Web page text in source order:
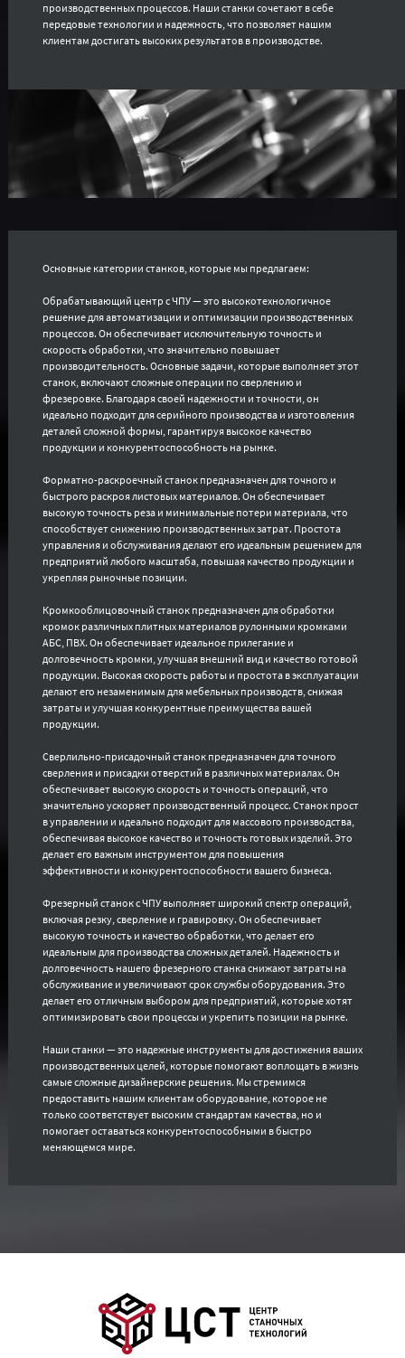
производственных процессов. Наши станки сочетают в себе
передовые технологии и надежность, что позволяет нашим
клиентам достигать высоких результатов в производстве.
Основные категории станков, которые мы предлагаем:
Обрабатывающий центр с ЧПУ — это высокотехнологичное
решение для автоматизации и оптимизации производственных
процессов. Он обеспечивает исключительную точность и
скорость обработки, что значительно повышает
производительность. Основные задачи, которые выполняет этот
станок, включают сложные операции по сверлению и
фрезеровке. Благодаря своей надежности и точности, он
идеально подходит для серийного производства и изготовления
деталей сложной формы, гарантируя высокое качество
продукции и конкурентоспособность на рынке.
Форматно-раскроечный станок предназначен для точного и
быстрого раскроя листовых материалов. Он обеспечивает
высокую точность реза и минимальные потери материала, что
способствует снижению производственных затрат. Простота
управления и обслуживания делают его идеальным решением для
предприятий любого масштаба, повышая качество продукции и
укрепляя рыночные позиции.
Кромкооблицовочный станок предназначен для обработки
кромок различных плитных материалов рулонными кромками
АБС, ПВХ. Он обеспечивает идеальное прилегание и
долговечность кромки, улучшая внешний вид и качество готовой
продукции. Высокая скорость работы и простота в эксплуатации
делают его незаменимым для мебельных производств, снижая
затраты и улучшая конкурентные преимущества вашей
продукции.
Сверлильно-присадочный станок предназначен для точного
сверления и присадки отверстий в различных материалах. Он
обеспечивает высокую скорость и точность операций, что
значительно ускоряет производственный процесс. Станок прост
в управлении и идеально подходит для массового производства,
обеспечивая высокое качество и точность готовых изделий. Это
делает его важным инструментом для повышения
эффективности и конкурентоспособности вашего бизнеса.
Фрезерный станок с ЧПУ выполняет широкий спектр операций,
включая резку, сверление и гравировку. Он обеспечивает
высокую точность и качество обработки, что делает его
идеальным для производства сложных деталей. Надежность и
долговечность нашего фрезерного станка снижают затраты на
обслуживание и увеличивают срок службы оборудования. Это
делает его отличным выбором для предприятий, которые хотят
оптимизировать свои процессы и укрепить позиции на рынке.
Наши станки — это надежные инструменты для достижения ваших
производственных целей, которые помогают воплощать в жизнь
самые сложные дизайнерские решения. Мы стремимся
предоставить нашим клиентам оборудование, которое не
только соответствует высоким стандартам качества, но и
помогает оставаться конкурентоспособными в быстро
меняющемся мире.